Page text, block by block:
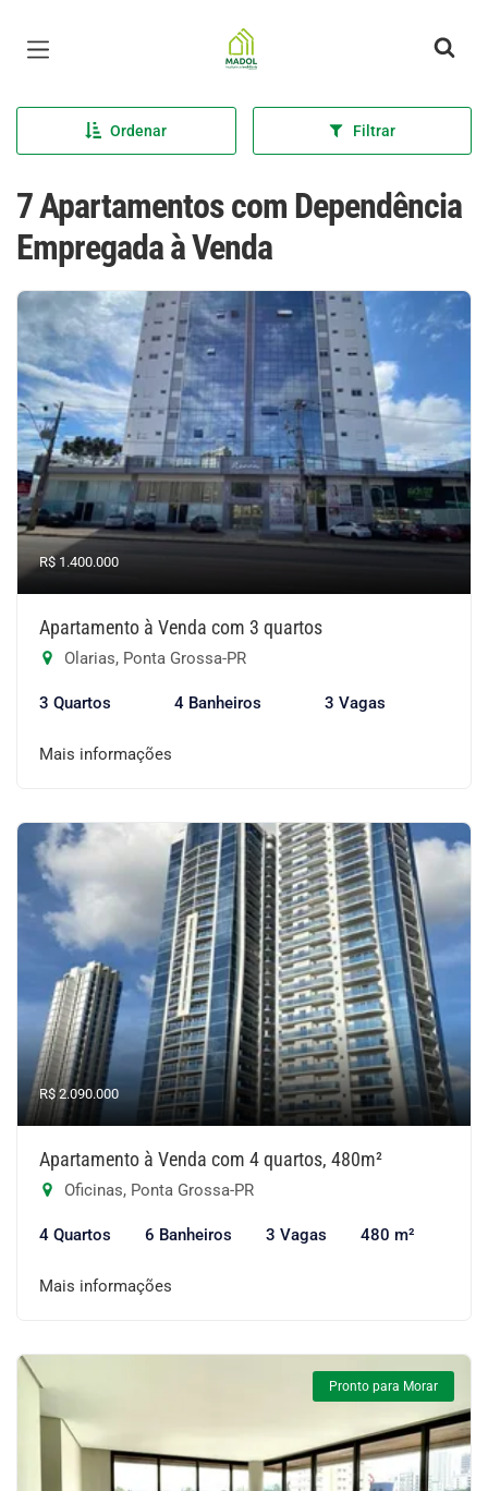
Página inicial
Ordenar Filtrar
7 Apartamentos com Dependência
Empregada à Venda
R$ 1.400.000
Apartamento à Venda com 3 quartos
Olarias, Ponta Grossa-PR
3 Quartos 4 Banheiros 3 Vagas
Mais informações
R$ 2.090.000
Apartamento à Venda com 4 quartos, 480m²
Oficinas, Ponta Grossa-PR
4 Quartos 6 Banheiros 3 Vagas 480 m²
Mais informações
Pronto para Morar